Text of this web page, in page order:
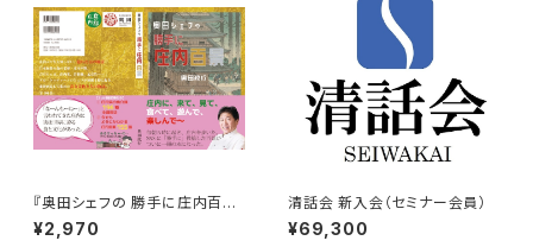
『奥田シェフの 勝手に庄内百
景』（好評販売中！）
¥2,970
清話会 新入会（セミナー会員）
¥69,300